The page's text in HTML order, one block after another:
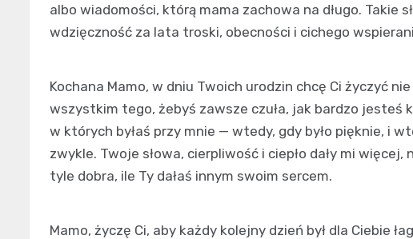
albo wiadomości, którą mama zachowa na długo. Takie
wdzięczność za lata troski, obecności i cichego
Kochana Mamo, w dniu Twoich urodzin chcę Ci życzyć
wszystkim tego, żebyś zawsze czuła, jak bardzo jesteś
w których byłaś przy mnie — wtedy, gdy było pięknie, i
zwykle. Twoje słowa, cierpliwość i ciepło dały mi
tyle dobra, ile Ty dałaś innym swoim sercem.
Mamo, życzę Ci, aby każdy kolejny dzień był dla Ciebie